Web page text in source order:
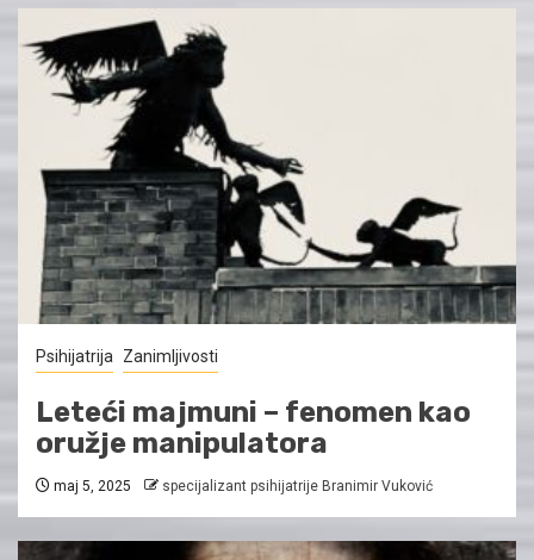
Psihijatrija Zanimljivosti
Leteći majmuni – fenomen kao
oružje manipulatora
maj 5, 2025 specijalizant psihijatrije Branimir Vuković